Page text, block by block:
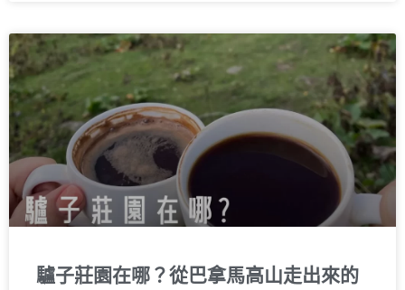
驢子莊園在哪？從巴拿馬高山走出來的